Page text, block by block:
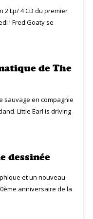
2 Lp/ 4 CD du premier
! Fred Goaty se
de The
sauvage en compagnie
Little Earl is driving
dessinée
et un nouveau
anniversaire de la